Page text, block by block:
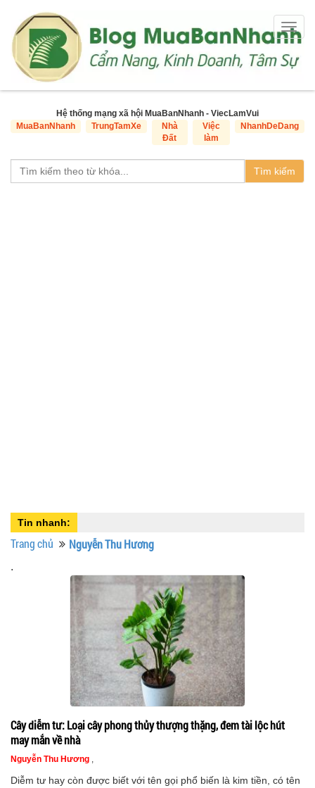
Hệ thống mạng xã hội MuaBanNhanh - ViecLamVui
MuaBanNhanh
TrungTamXe
Nhà
Đất
Việc
làm
NhanhDeDang
Tìm kiếm
Tin nhanh:
Trang chủ Nguyễn Thu Hương
.
Cây diễm tư: Loại cây phong thủy thượng thặng, đem tài lộc hút
may mắn về nhà
Nguyễn Thu Hương ,
Diễm tư hay còn được biết với tên gọi phổ biến là kim tiền, có tên